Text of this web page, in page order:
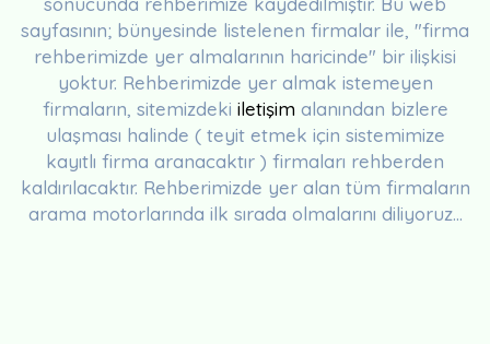
sayfasının; bünyesinde listelenen firmalar ile, "firma
rehberimizde yer almalarının haricinde" bir ilişkisi
yoktur. Rehberimizde yer almak istemeyen
firmaların, sitemizdeki iletişim alanından bizlere
ulaşması halinde ( teyit etmek için sistemimize
kayıtlı firma aranacaktır ) firmaları rehberden
kaldırılacaktır. Rehberimizde yer alan tüm firmaların
arama motorlarında ilk sırada olmalarını diliyoruz...